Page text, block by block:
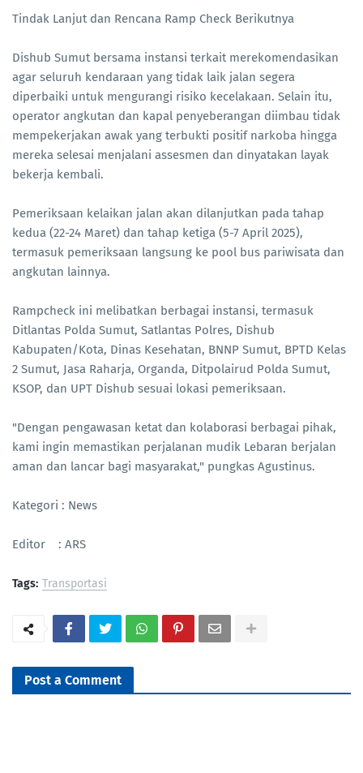
Tindak Lanjut dan Rencana Ramp Check Berikutnya
Dishub Sumut bersama instansi terkait merekomendasikan
agar seluruh kendaraan yang tidak laik jalan segera
diperbaiki untuk mengurangi risiko kecelakaan. Selain itu,
operator angkutan dan kapal penyeberangan diimbau tidak
mempekerjakan awak yang terbukti positif narkoba hingga
mereka selesai menjalani assesmen dan dinyatakan layak
bekerja kembali.
Pemeriksaan kelaikan jalan akan dilanjutkan pada tahap
kedua (22-24 Maret) dan tahap ketiga (5-7 April 2025),
termasuk pemeriksaan langsung ke pool bus pariwisata dan
angkutan lainnya.
Rampcheck ini melibatkan berbagai instansi, termasuk
Ditlantas Polda Sumut, Satlantas Polres, Dishub
Kabupaten/Kota, Dinas Kesehatan, BNNP Sumut, BPTD Kelas
2 Sumut, Jasa Raharja, Organda, Ditpolairud Polda Sumut,
KSOP, dan UPT Dishub sesuai lokasi pemeriksaan.
"Dengan pengawasan ketat dan kolaborasi berbagai pihak,
kami ingin memastikan perjalanan mudik Lebaran berjalan
aman dan lancar bagi masyarakat," pungkas Agustinus.
Kategori : News
Editor : ARS
Tags: Transportasi
Post a Comment